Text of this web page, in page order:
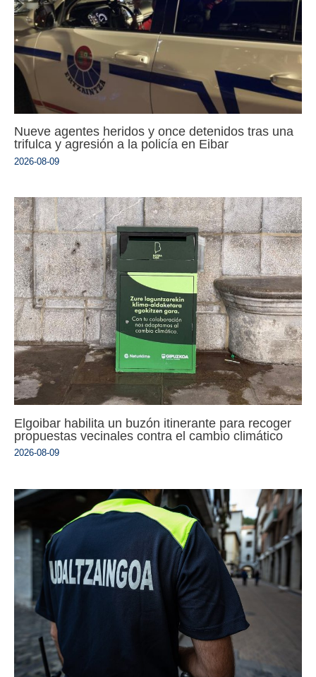
Nueve agentes heridos y once detenidos tras una
trifulca y agresión a la policía en Eibar
2026-08-09
Elgoibar habilita un buzón itinerante para recoger
propuestas vecinales contra el cambio climático
2026-08-09